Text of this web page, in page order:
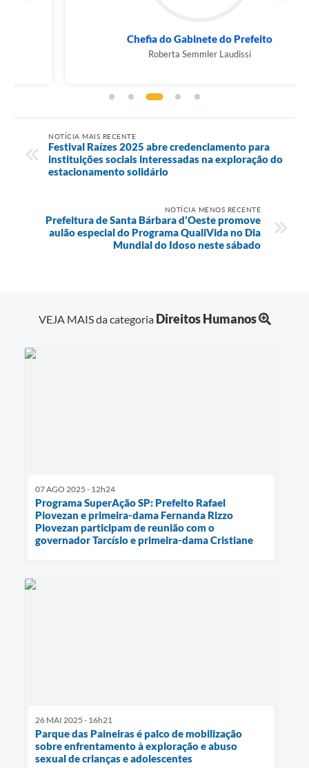
Chefia do Gabinete do Prefeito
Roberta Semmler Laudissi
NOTÍCIA MAIS RECENTE
Festival Raízes 2025 abre credenciamento para
instituições sociais interessadas na exploração do
estacionamento solidário
NOTÍCIA MENOS RECENTE
Prefeitura de Santa Bárbara d’Oeste promove
aulão especial do Programa QualiVida no Dia
Mundial do Idoso neste sábado
VEJA MAIS da categoria Direitos Humanos
07 AGO 2025 - 12h24
Programa SuperAção SP: Prefeito Rafael
Piovezan e primeira-dama Fernanda Rizzo
Piovezan participam de reunião com o
governador Tarcísio e primeira-dama Cristiane
26 MAI 2025 - 16h21
Parque das Paineiras é palco de mobilização
sobre enfrentamento à exploração e abuso
sexual de crianças e adolescentes